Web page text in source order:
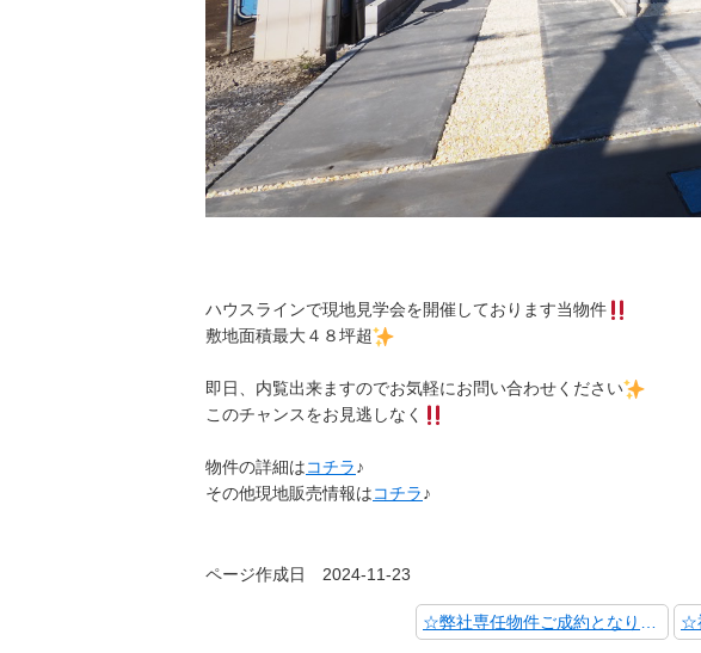
ハウスラインで現地見学会を開催しております当物件
敷地面積最大４８坪超
即日、内覧出来ますのでお気軽にお問い合わせください
このチャンスをお見逃しなく
物件の詳細はコチラ♪
その他現地販売情報はコチラ♪
ページ作成日 2024-11-23